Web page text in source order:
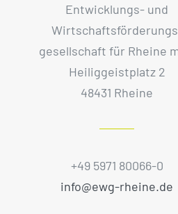
Entwicklungs- und
gesellschaft für Rheine
Heiliggeistplatz 2
48431 Rheine
+49 5971 80066-0
info@ewg-rheine.de